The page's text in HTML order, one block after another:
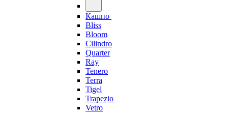
Кашпо
Bliss
Bloom
Cilindro
Quarter
Ray
Tenero
Terra
Tigel
Trapezio
Vetro